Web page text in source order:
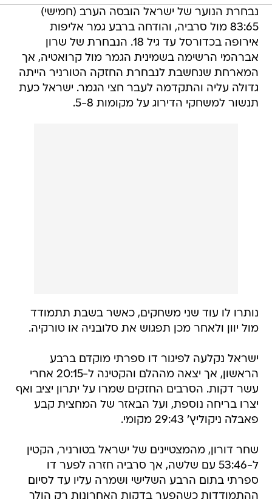
נבחרת הנוער של ישראל הובסה הערב (חמישי)
83:65 מול סרביה, והודחה ברבע גמר אליפות
אירופה בכדורסל עד גיל 18. הנבחרת של שרון
אברהמי הרשימה בשמינית הגמר מול קרואטיה, אך
המארחת שנחשבת לנבחרת החזקה הטורניר הייתה
גדולה עליה והתקדמה לעבר חצי הגמר. ישראל כעת
תנשור למשחקי הדירוג על מקומות 5-8.
נותרו לו עוד שני משחקים, כאשר בשבת תתמודד
מול יוון ולאחר מכן תפגוש את סלובניה או טורקיה.
ישראל נקלעה לפיגור דו ספרתי מוקדם ברבע
הראשון, אך יצאה מההלם והקטינה ל-20:15 אחרי
עשר דקות. הסרבים החזקים שמרו על יתרון יציב ואף
יצרו בריחה נוספת, ועל הבאזר של המחצית קבע
פאבלה ניקוליץ' 29:43 מקומי.
שחר דורון, מהמצטיינים של ישראל בטורניר, הקטין
ל-53:46 עם שלשה, אך סרביה חזרה לפער דו
ספרתי בתום הרבע השלישי ושמרה עליו עד לסיום
ההתמודדות כשהפער בדקות האחרונות רק הולך